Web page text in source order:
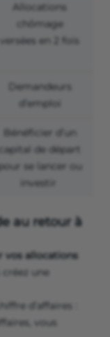
Allocations
chômage
versées en 2 fois
Demandeurs
d’emploi
Bénéficier d’un
capital de départ
se lancer ou
investir
au retour à
vos allocations
une
d’affaires :
vous